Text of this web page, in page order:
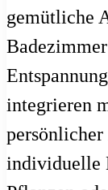
gemütliche
integrieren
persönlicher
individuelle